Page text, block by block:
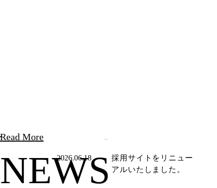
Read More
NEWS
2026.06.18
採用サイトをリニュー
アルいたしました。